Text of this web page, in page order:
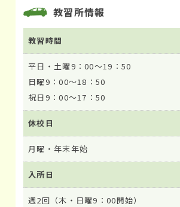
教習所情報
教習時間
平日・土曜9：00～19：50
日曜9：00～18：50
祝日9：00～17：50
休校日
月曜・年末年始
入所日
週2回（木・日曜9：00開始）